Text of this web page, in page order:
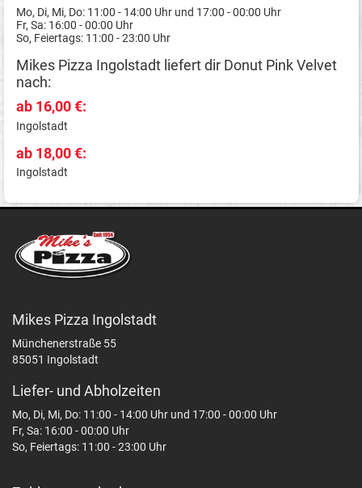
Mo, Di, Mi, Do: 11:00 - 14:00 Uhr und 17:00 - 00:00 Uhr
Fr, Sa: 16:00 - 00:00 Uhr
So, Feiertags: 11:00 - 23:00 Uhr
Mikes Pizza Ingolstadt liefert dir Donut Pink Velvet
nach:
ab 16,00 €:
Ingolstadt
ab 18,00 €:
Ingolstadt
Mikes Pizza Ingolstadt
Münchenerstraße 55
85051 Ingolstadt
Liefer- und Abholzeiten
Mo, Di, Mi, Do: 11:00 - 14:00 Uhr und 17:00 - 00:00 Uhr
Fr, Sa: 16:00 - 00:00 Uhr
So, Feiertags: 11:00 - 23:00 Uhr